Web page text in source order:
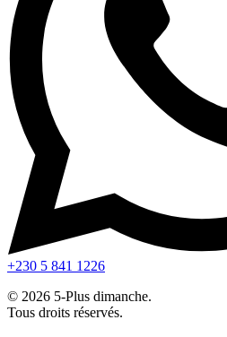
+230 5 841 1226
© 2026 5-Plus dimanche.
Tous droits réservés.